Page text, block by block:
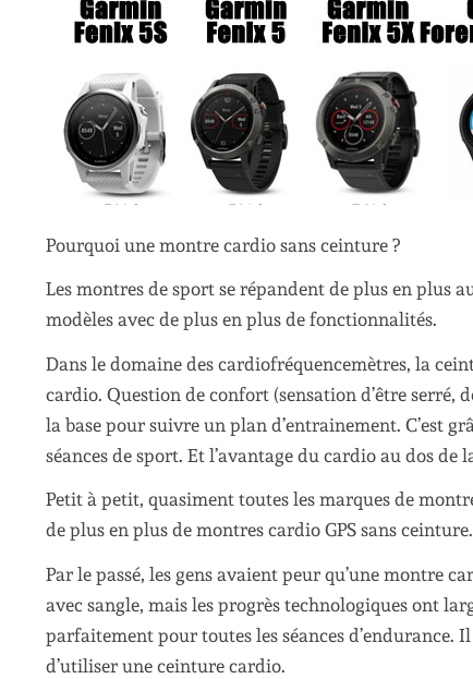
Pourquoi une montre cardio sans ceinture ?
Les montres de sport se répandent de plus en plus
modèles avec de plus en plus de fonctionnalités.
Dans le domaine des cardiofréquencemètres, la
cardio. Question de confort (sensation d’être serré,
la base pour suivre un plan d’entrainement. C’est
séances de sport. Et l’avantage du cardio au dos de
Petit à petit, quasiment toutes les marques de
de plus en plus de montres cardio GPS sans ceinture.
Par le passé, les gens avaient peur qu’une montre
avec sangle, mais les progrès technologiques ont
parfaitement pour toutes les séances d’endurance.
d’utiliser une ceinture cardio.